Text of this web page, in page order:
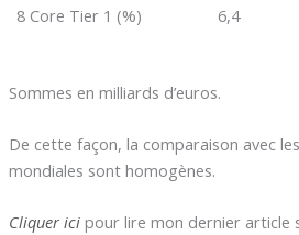
8 Core Tier 1 (%)
6,4
Sommes en milliards d’euros.
De cette façon, la comparaison avec
mondiales sont homogènes.
Cliquer icipour lire mon dernier article